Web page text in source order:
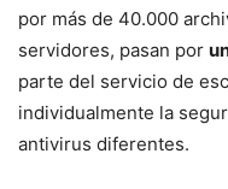
por más de 40.000
servidores, pasan por
parte del servicio de
individualmente la
antivirus diferentes.